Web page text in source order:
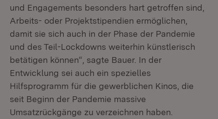
und Engagements besonders hart getroffen sind,
Arbeits- oder Projektstipendien ermöglichen,
damit sie sich auch in der Phase der Pandemie
und des Teil-Lockdowns weiterhin künstlerisch
betätigen können“, sagte Bauer. In der
Entwicklung sei auch ein spezielles
Hilfsprogramm für die gewerblichen Kinos, die
seit Beginn der Pandemie massive
Umsatzrückgänge zu verzeichnen haben.